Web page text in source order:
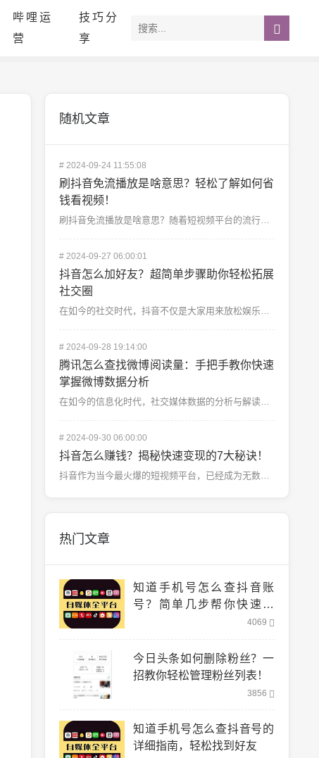
哔哩运
营
技巧分
享
随机文章
#2024-09-24 11:55:08
刷抖音免流播放是啥意思？轻松了解如何省
钱看视频！
刷抖音免流播放是啥意思？随着短视频平台的流行，像抖音这样的应用已经成为人们日常生活中不可或缺的一部分...
#2024-09-27 06:00:01
抖音怎么加好友？超简单步骤助你轻松拓展
社交圈
在如今的社交时代，抖音不仅是大家用来放松娱乐的短视频平台，还是一个连接朋友、扩展社交圈的强大工具。不...
#2024-09-28 19:14:00
腾讯怎么查找微博阅读量：手把手教你快速
掌握微博数据分析
在如今的信息化时代，社交媒体数据的分析与解读显得尤为重要，尤其是对于微博这样的热门社交平台。对于许多...
#2024-09-30 06:00:00
抖音怎么赚钱？揭秘快速变现的7大秘诀！
抖音作为当今最火爆的短视频平台，已经成为无数人展示才华、获取流量、甚至实现财务自由的首选平台。抖音到...
热门文章
知道手机号怎么查抖音账
号？简单几步帮你快速找
4069
今日头条如何删除粉丝？一
招教你轻松管理粉丝列表！
3856
知道手机号怎么查抖音号的
详细指南，轻松找到好友